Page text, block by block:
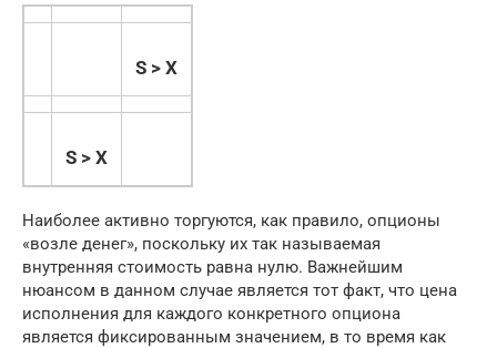
S > X
S > X
Наиболее активно торгуются, как правило, опционы
«возле денег», поскольку их так называемая
внутренняя стоимость равна нулю. Важнейшим
нюансом в данном случае является тот факт, что цена
исполнения для каждого конкретного опциона
является фиксированным значением, в то время как